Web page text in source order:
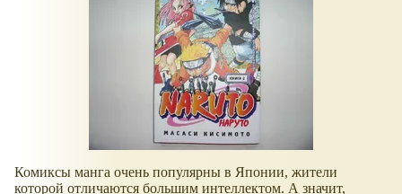
Комиксы манга очень популярны в Японии, жители
которой отличаются большим интеллектом. А значит,